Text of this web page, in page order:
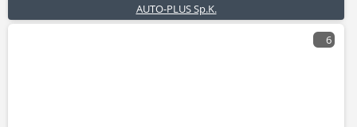
AUTO-PLUS Sp.K.
6